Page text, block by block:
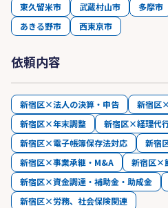
東久留米市
武蔵村山市 多摩市
あきる野市
西東京市
依頼内容
新宿区×法人の決算・申告
新宿区
新宿区×年末調整
新宿区×経理代
新宿区×電子帳簿保存法対応
新宿
新宿区×事業承継・M&A
新宿区×
新宿区×資金調達・補助金・助成金
新宿区×労務、社会保険関連